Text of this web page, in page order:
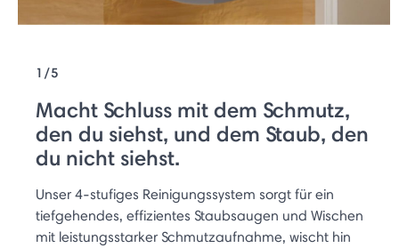
1/5
Macht Schluss mit dem Schmutz,
den du siehst, und dem Staub, den
du nicht siehst.
Unser 4-stufiges Reinigungssystem sorgt für ein
tiefgehendes, effizientes Staubsaugen und Wischen
mit leistungsstarker Schmutzaufnahme, wischt hin